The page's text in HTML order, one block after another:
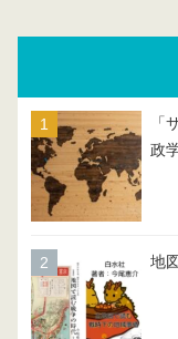
「
政
地